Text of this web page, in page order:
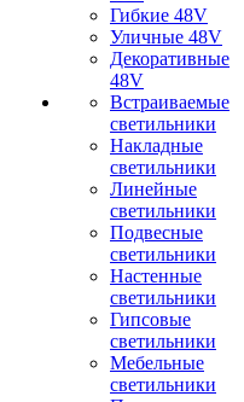
Гибкие 48V
Уличные 48V
Декоративные
48V
Встраиваемые
светильники
Накладные
светильники
Линейные
светильники
Подвесные
светильники
Настенные
светильники
Гипсовые
светильники
Мебельные
светильники